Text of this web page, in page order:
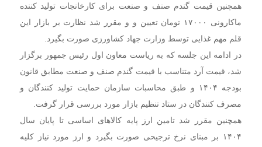
همچنین قیمت گندم صنف و صنعت برای کارخانجات تولید کننده
ماکارونی ۱۷۰۰۰ تومان تعیین و و مقرر شد نظارت بر بازار این
قلم مهم غذایی توسط وزارت جهاد کشاورزی صورت بگیرد.
در ادامه این جلسه که به ریاست معاون اول رئیس جمهور برگزار
شد، قیمت آرد متناسب با قیمت گندم صنف و صنعت مطابق قانون
بودجه ۱۴۰۴ و طبق محاسبات سازمان حمایت تولید کنندگان و
مصرف کنندگان در ستاد تنظیم بازار مورد بررسی قرار گرفت.
همچنین مقرر شد تامین ارز پایه کالا‌های اساسی تا پایان سال
۱۴۰۴ بر مبنای نرخ ترجیحی صورت بگیرد و ارز مورد نیاز کلیه